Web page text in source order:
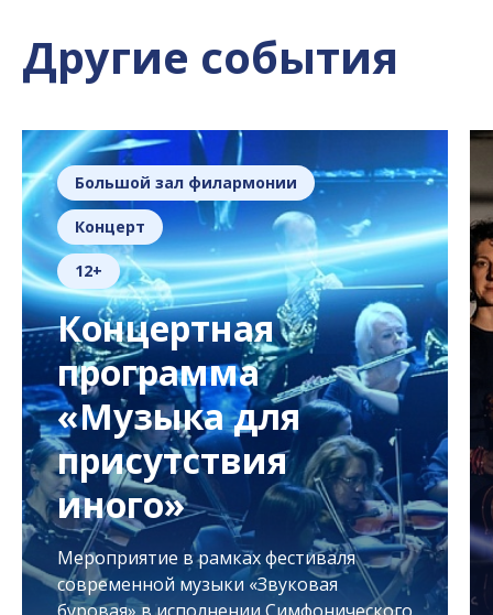
Другие события
Большой зал филармонии
Концерт
12+
Концертная
программа
«Музыка для
присутствия
иного»
Мероприятие в рамках фестиваля
современной музыки «Звуковая